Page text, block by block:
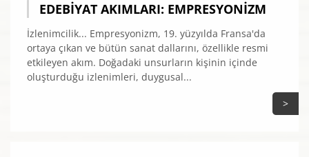
EDEBIYAT AKIMLARI: EMPRESYONIZM
İzlenimcilik... Empresyonizm, 19. yüzyılda Fransa'da
ortaya çıkan ve bütün sanat dallarını, özellikle resmi
etkileyen akım. Doğadaki unsurların kişinin içinde
oluşturduğu izlenimleri, duygusal...
>